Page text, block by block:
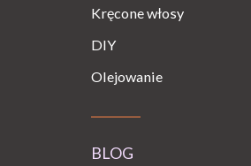
Kręcone włosy
DIY
Olejowanie
BLOG